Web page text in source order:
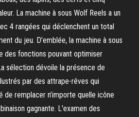
La machine à sous Wolf Reels a un
4 rangées qui déclenchent un total
du jeu. D’emblée, la machine à sous
des fonctions pouvant optimiser
sélection dévoile la présence de
par des attrape-rêves qui
de remplacer n’importe quelle icône
gagnante. L'examen des